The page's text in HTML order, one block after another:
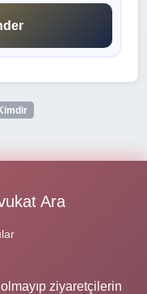
Ara
ziyaretçilerin